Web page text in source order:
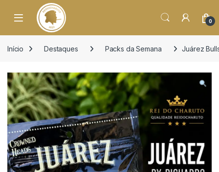
Open 0
Início Destaques Packs da Semana Juárez